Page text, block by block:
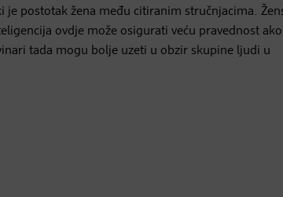
postotak žena među citiranim stručnjacima.
ovdje može osigurati veću pravednost ako
tada mogu bolje uzeti u obzir skupine ljudi u